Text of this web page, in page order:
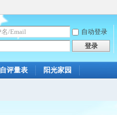
自动登录
登录
自评量表 阳光家园